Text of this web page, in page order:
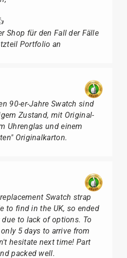
Shop für den Fall der Fälle
Portfolio an
90-er-Jahre Swatch sind
Zustand, mit Original-
Uhrenglas und einem
Originalkarton.
Swatch strap
to find in the UK, so ended
to lack of options. To
5 days to arrive from
hesitate next time! Part
packed well.